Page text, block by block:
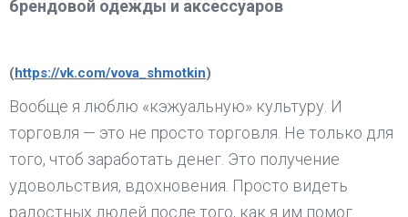
брендовой одежды и аксессуаров
(https://vk.com/vova_shmotkin)
Вообще я люблю «кэжуальную» культуру. И
торговля — это не просто торговля. Не только для
того, чтоб заработать денег. Это получение
удовольствия, вдохновения. Просто видеть
радостных людей после того, как я им помог